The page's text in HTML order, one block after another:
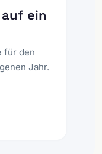
ein
für den
Jahr.